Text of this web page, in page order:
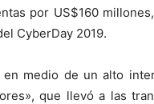
por US$160
CyberDay 2019.
en medio de un alto
que llevó a las